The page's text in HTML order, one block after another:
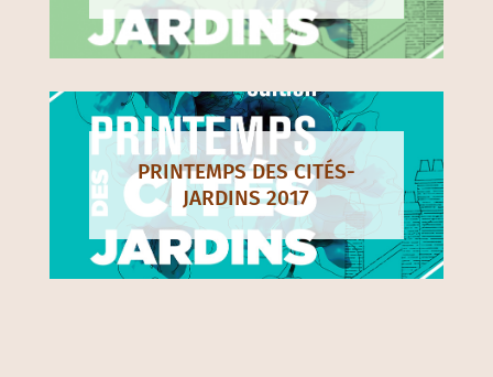
PRINTEMPS DES CITÉS-
JARDINS 2017